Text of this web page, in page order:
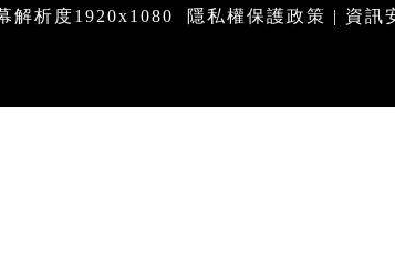
解析度1920x1080 隱私權保護政策 | 資訊